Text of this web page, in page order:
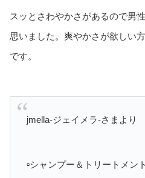
スッとさわやかさがあるので男
思いました。爽やかさが欲しい
です。
jmella-ジェイメラ-さまより
▫️シャンプー＆トリートメント